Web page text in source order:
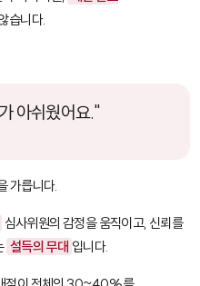
습니다.
아쉬웠어요."
가릅니다.
심사위원의 감정을 움직이고, 신뢰를
설득의 무대 입니다.